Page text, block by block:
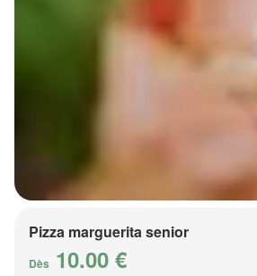
Pizza marguerita senior
Dès 10.00 €